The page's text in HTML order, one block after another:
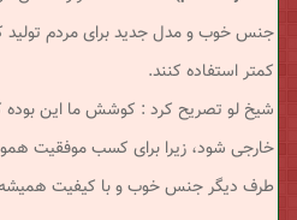
جنس خوب و مدل جدید برای مردم تولید
کمتر استفاده کنند.
شیخ لو تصریح کرد : کوشش ما این بوده
خارجی شود، زیرا برای کسب موفقیت
طرف دیگر جنس خوب و با کیفیت همیشه